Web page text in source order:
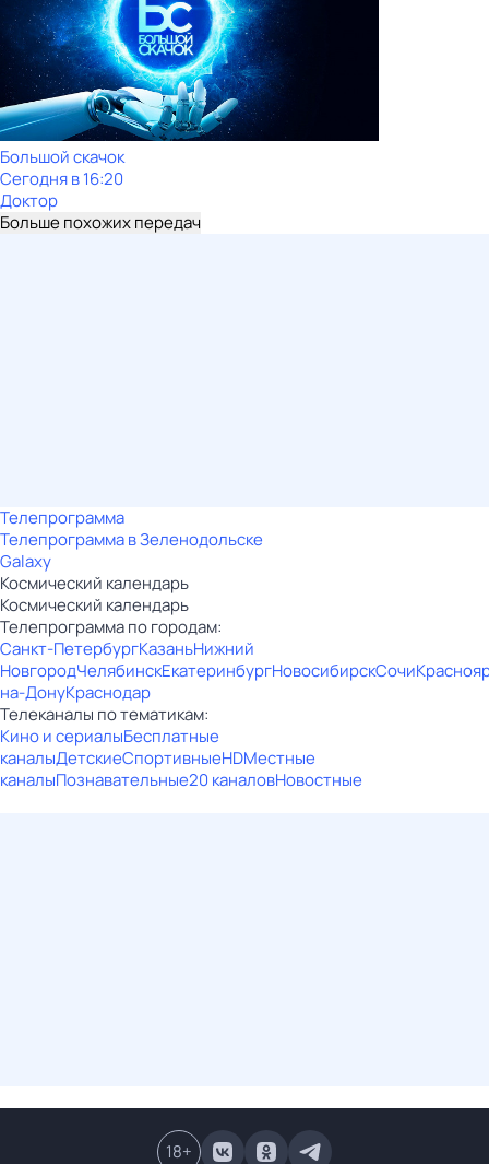
Большой скачок
Сегодня в 16:20
Доктор
Больше похожих передач
Телепрограмма
Телепрограмма в Зеленодольске
Galaxy
Космический календарь
Космический календарь
Телепрограмма по городам:
Санкт-ПетербургКазаньНижний
НовгородЧелябинскЕкатеринбургНовосибирскСочи
на-ДонуКраснодар
Телеканалы по тематикам:
Кино и сериалыБесплатные
каналыДетскиеСпортивныеHDМестные
каналыПознавательные20 каналовНовостные
18+